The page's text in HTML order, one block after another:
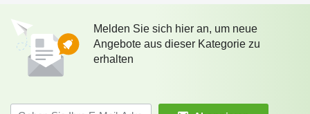
Melden Sie sich hier an, um neue
Angebote aus dieser Kategorie zu
erhalten